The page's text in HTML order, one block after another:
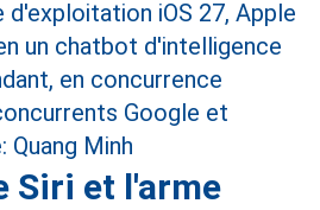
Siri et l'arme